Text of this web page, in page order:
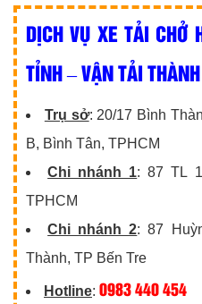
DỊCH VỤ XE TẢI CHỞ
TỈNH – VẬN TẢI
Trụ sở: 20/17 Bình
B, Bình Tân, TPHCM
Chi nhánh 1: 87 TL
TPHCM
Chi nhánh 2: 87
Thành, TP Bến Tre
Hotline: 0983 440 454